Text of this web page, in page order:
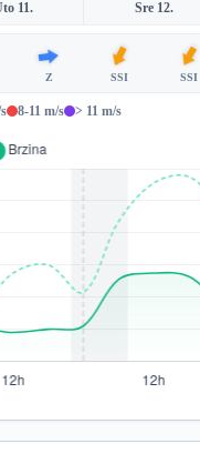
11. Sre 12.
Z SSI SSI
8-11 m/s > 11 m/s